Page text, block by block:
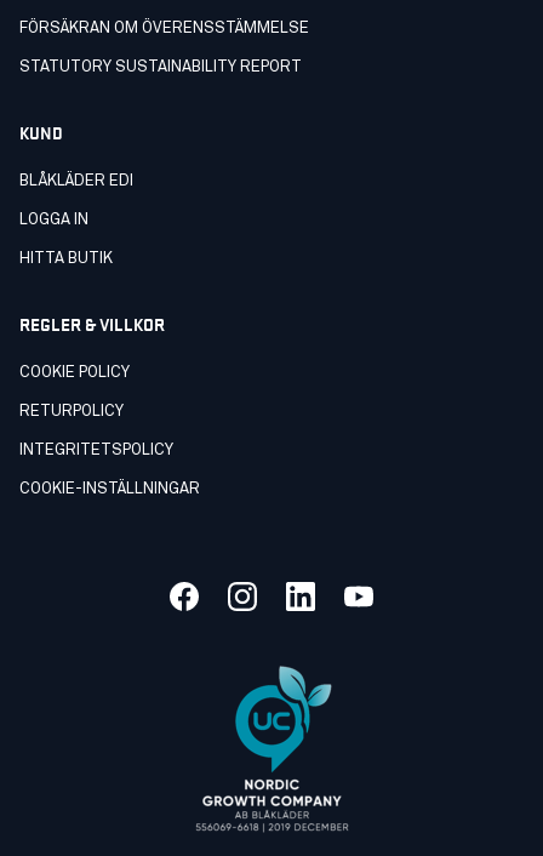
FÖRSÄKRAN OM ÖVERENSSTÄMMELSE
STATUTORY SUSTAINABILITY REPORT
KUND
BLÅKLÄDER EDI
LOGGA IN
HITTA BUTIK
REGLER & VILLKOR
COOKIE POLICY
RETURPOLICY
INTEGRITETSPOLICY
COOKIE-INSTÄLLNINGAR